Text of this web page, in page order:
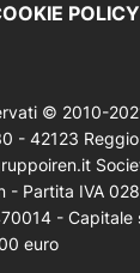
POLICY
© 2010-
- 42123
- Partita IVA
- Capitale
euro